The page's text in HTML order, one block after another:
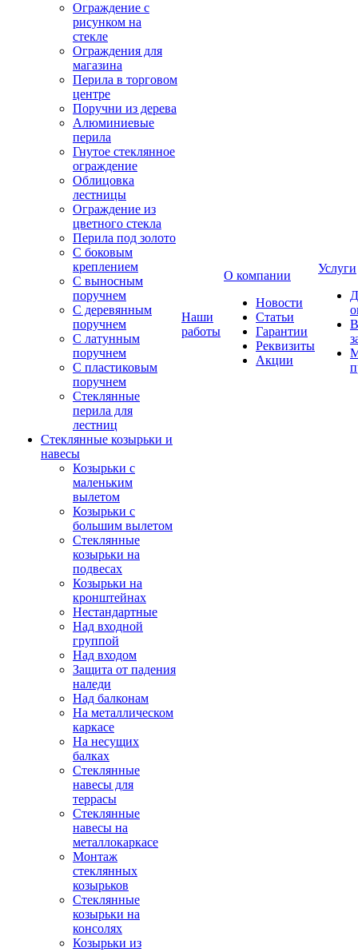
Ограждение с
рисунком на
стекле
Ограждения для
магазина
Перила в торговом
центре
Поручни из дерева
Алюминиевые
перила
Гнутое стеклянное
ограждение
Облицовка
лестницы
Ограждение из
цветного стекла
Перила под золото
С боковым
креплением
С выносным
поручнем
С деревянным
поручнем
С латунным
поручнем
С пластиковым
поручнем
Стеклянные
перила для
лестниц
Стеклянные козырьки и
навесы
Козырьки с
маленьким
вылетом
Козырьки с
большим вылетом
Стеклянные
козырьки на
подвесах
Козырьки на
кронштейнах
Нестандартные
Над входной
группой
Над входом
Защита от падения
наледи
Над балконам
На металлическом
каркасе
На несущих
балках
Стеклянные
навесы для
террасы
Стеклянные
навесы на
металлокаркасе
Монтаж
стеклянных
козырьков
Стеклянные
козырьки на
консолях
Козырьки из
Наши
работы
О компании
Новости
Статьи
Гарантии
Реквизиты
Акции
Услуги